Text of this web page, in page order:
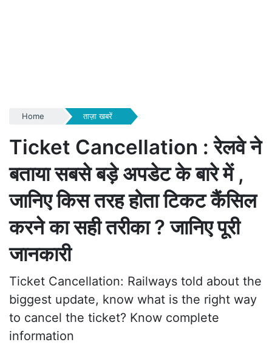
Home ताज़ा खबरें
Ticket Cancellation : रेलवे ने
बताया सबसे बड़े अपडेट के बारे में ,
जानिए किस तरह होता टिकट कैंसिल
करने का सही तरीका ? जानिए पूरी
जानकारी
Ticket Cancellation: Railways told about the
biggest update, know what is the right way
to cancel the ticket? Know complete
information